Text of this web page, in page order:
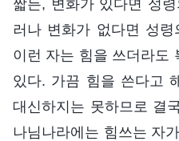
짧든, 변화가 있다면 성
러나 변화가 없다면 성
이런 자는 힘을 쓰더라도
있다. 가끔 힘을 쓴다고
대신하지는 못하므로 결
나님나라에는 힘쓰는 자